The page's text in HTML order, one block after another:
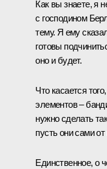
Как вы знаете, я
с господином
тему. Я ему
готовы
оно и будет.
Что касается
элементов –
нужно сделать
пусть они сами от
Единственное, о